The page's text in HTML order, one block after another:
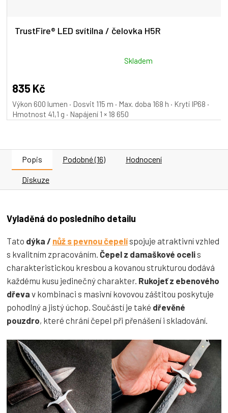
TrustFire® LED svítilna / čelovka H5R
produktu
je
5,0
z
Skladem
835 Kč
Výkon 600 lumen · Dosvit 115 m · Max. doba 168 h · Krytí IP68 ·
Hmotnost 41,1 g · Napájení 1 × 18 650
Popis Podobné (16) Hodnocení
Diskuze
Vyladěná do posledního detailu
Tato dýka / nůž s pevnou čepelíspojuje atraktivní vzhled
s kvalitním zpracováním. Čepel z damaškové ocelis
charakteristickou kresbou a kovanou strukturou dodává
každému kusu jedinečný charakter. Rukojeť z ebenového
dřeva v kombinaci s masivní kovovou záštitou poskytuje
pohodlný a jistý úchop. Součástí je také dřevěné
pouzdro, které chrání čepel při přenášení i skladování.